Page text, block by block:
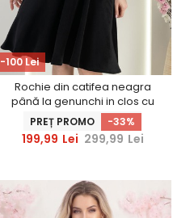
-100 Lei
Rochie din catifea neagra
până la genunchi in clos cu
elastic in talie - StarShinerS
PREȚ PROMO -33%
199,99 Lei 299,99 Lei